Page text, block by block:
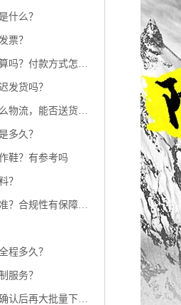
什么？
票？
付款方式怎么约定？
发货吗？
，能否送货上门？
多久？
鞋？有参考吗
？
合规性有保障吗？
程多久？
服务？
后再大批量下单？